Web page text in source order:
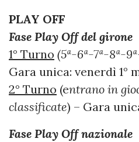
PLAY OFF
Fase Play Off del girone
1° Turno (5ª-6ª-7ª-8ª-
Gara unica: venerdì 1°
2° Turno (entrano in
classificate) – Gara
Fase Play Off nazionale